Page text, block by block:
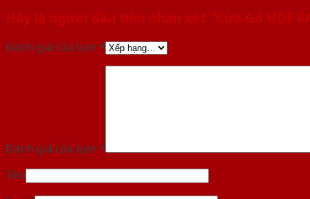
Hãy là người đầu tiên nhận xét “Cửa Gỗ HDF
Đánh giá của bạn *
Đánh giá của bạn *
Tên